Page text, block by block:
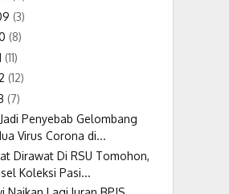
(3)
(8)
(11)
(12)
(7)
Penyebab Gelombang
Virus Corona di...
Dirawat Di RSU Tomohon,
Koleksi Pasi...